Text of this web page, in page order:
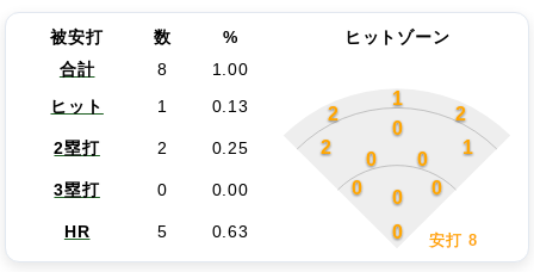
被安打 数 %
ヒットゾーン
合計
8 1.00
ヒット 1 0.13 2
1
2
2
0
1
0
0
0
0
0
0 安打 8
2塁打 2 0.25
3塁打 0 0.00
HR 5 0.63